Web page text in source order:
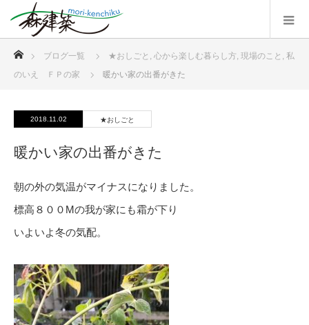
ブログ一覧 ★おしごと , 心から楽しむ暮らし方, 現場のこと , 私
のいえ ＦＰの家
暖かい家の出番がきた
2018.11.02 ★おしごと
暖かい家の出番がきた
朝の外の気温がマイナスになりました。
標高８００Mの我が家にも霜が下り
いよいよ冬の気配。